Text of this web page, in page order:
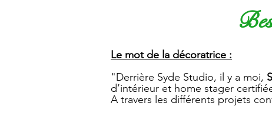
Le mot de la décoratrice :
"Derrière Syde Studio, il y a moi,
d’intérieur et home stager
A travers les différents projets